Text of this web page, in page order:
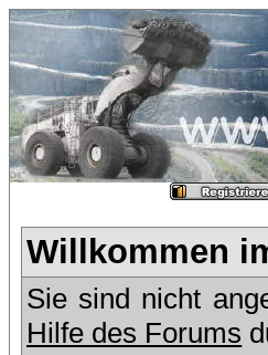
Willkommen
Sie sind nicht
Hilfe des Forums